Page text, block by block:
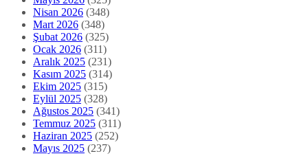
Nisan 2026 (348)
Mart 2026 (348)
Şubat 2026 (325)
Ocak 2026 (311)
Aralık 2025 (231)
Kasım 2025 (314)
Ekim 2025 (315)
Eylül 2025 (328)
Ağustos 2025 (341)
Temmuz 2025 (311)
Haziran 2025 (252)
Mayıs 2025 (237)